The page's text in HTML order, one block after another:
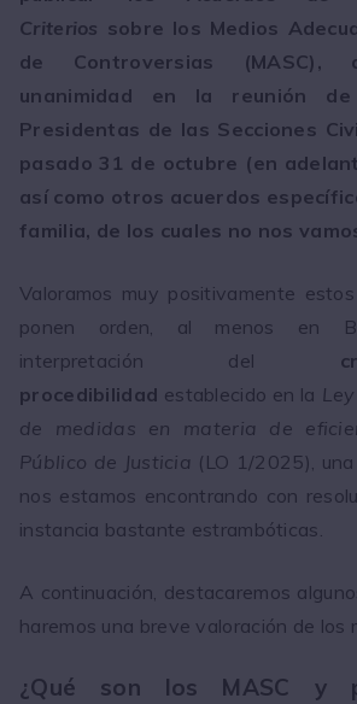
Criterios sobre los Medios
de Controversias (MASC),
unanimidad en la reunión
Presidentas de las Secciones
pasado 31 de octubre (en
así como otros acuerdos
familia, de los cuales no nos
Valoramos muy positivamente
ponen orden, al menos en
interpretación del
procedibilidad establecido en la
de medidas en materia de
Público de Justicia (LO 1/2025),
nos estamos encontrando con
instancia bastante estrambóticas.
A continuación, destacaremos
haremos una breve valoración de los
¿Qué son los MASC y